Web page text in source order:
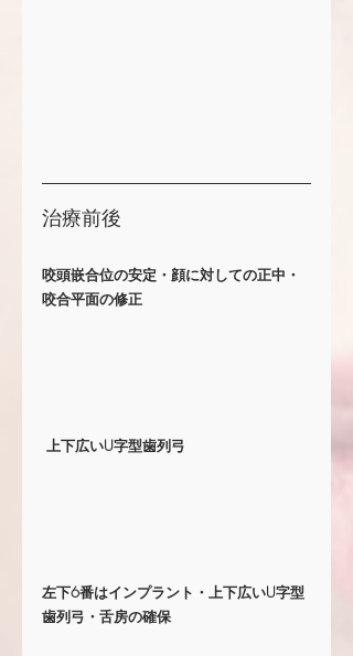
治療前後
咬頭嵌合位の安定・顔に対しての正中・
咬合平面の修正
上下広いU字型歯列弓
左下6番はインプラント・上下広いU字型
歯列弓・舌房の確保